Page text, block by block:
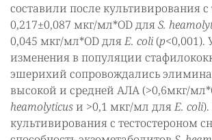
составили после культивирования с
0,217±0,087 мкг/мл*OD дляS.
0,045 мкг/мл*OD дляE. сoli (р<0,001).
изменения в популяции
эшерихий сопровождались
высокой и средней АЛА (>0,6мкг/
heamolyticusи >0,1 мкг/мл дляE. сoli
культивирования с тестостероном